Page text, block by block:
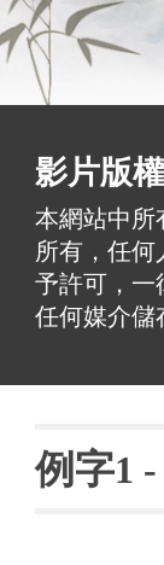
影片版
本網站中所
所有，任
予許可，一
任何媒介儲
例字1 -